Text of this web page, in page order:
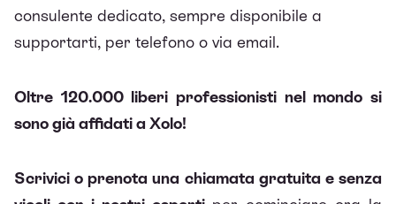
consulente dedicato, sempre disponibile a
supportarti, per telefono o via email.
Oltre 120.000 liberi professionisti nel mondo si
sono già affidati a Xolo!
Scrivici o prenota una chiamata gratuita e senza